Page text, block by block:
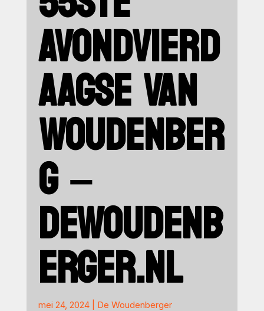
AVONDVIERD
AAGSE VAN
WOUDENBER
G –
DEWOUDENB
ERGER.NL
mei 24, 2024| De Woudenberger